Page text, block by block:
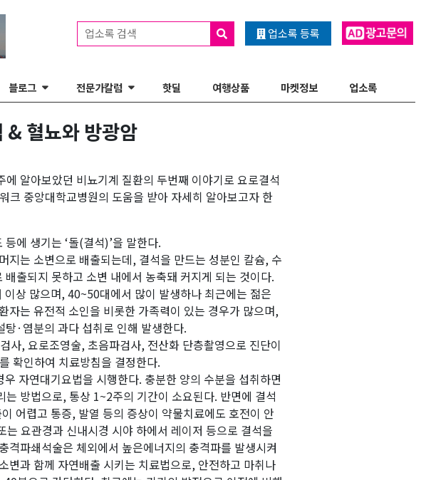
업소록 등록
업소록 검색
블로그 전문가칼럼 핫딜 여행상품 마켓정보 업소록
& 혈뇨와 방광암
알아보았던 비뇨기계 질환의 두번째 이야기로 요로결석
크 중앙대학교병원의 도움을 받아 자세히 알아보고자 한
에 생기는 ‘돌(결석)’을 말한다.
지는 소변으로 배출되는데, 결석을 만드는 성분인 칼슘, 수
출되지 못하고 소변 내에서 농축돼 커지게 되는 것이다.
상 많으며, 40~50대에서 많이 발생하나 최근에는 젊은
자는 유전적 소인을 비롯한 가족력이 있는 경우가 많으며,
·염분의 과다 섭취로 인해 발생한다.
사, 요로조영술, 초음파검사, 전산화 단층촬영으로 진단이
확인하여 치료방침을 결정한다.
자연대기요법을 시행한다. 충분한 양의 수분을 섭취하면
방법으로, 통상 1~2주의 기간이 소요된다. 반면에 결석
어렵고 통증, 발열 등의 증상이 약물치료에도 호전이 안
요관경과 신내시경 시야 하에서 레이저 등으로 결석을
격파쇄석술은 체외에서 높은에너지의 충격파를 발생시켜
변과 함께 자연배출 시키는 치료법으로, 안전하고 마취나